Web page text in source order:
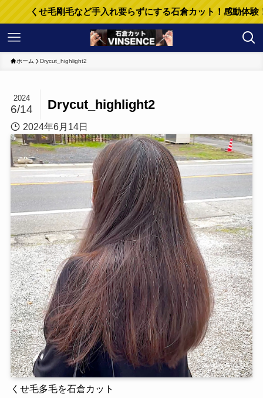
くせ毛剛毛など手入れ要らずにする石倉カット！感動体験！
ホーム Drycut_highlight2
Drycut_highlight2
2024
6/14
2024年6月14日
くせ毛多毛を石倉カット